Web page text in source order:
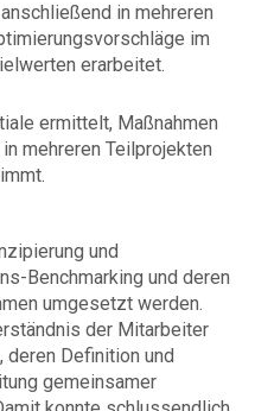
in mehreren
im
erarbeitet.
ermittelt, Maßnahmen
mehreren Teilprojekten
und
Benchmarking und deren
umgesetzt werden.
der Mitarbeiter
Definition und
gemeinsamer